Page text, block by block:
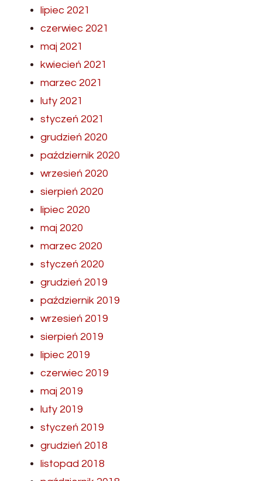
lipiec 2021
czerwiec 2021
maj 2021
kwiecień 2021
marzec 2021
luty 2021
styczeń 2021
grudzień 2020
październik 2020
wrzesień 2020
sierpień 2020
lipiec 2020
maj 2020
marzec 2020
styczeń 2020
grudzień 2019
październik 2019
wrzesień 2019
sierpień 2019
lipiec 2019
czerwiec 2019
maj 2019
luty 2019
styczeń 2019
grudzień 2018
listopad 2018